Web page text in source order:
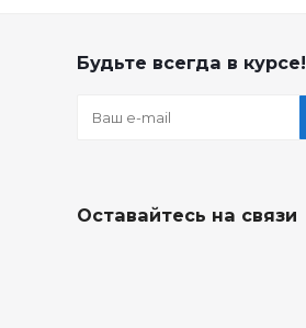
Будьте всегда в курсе!
Оставайтесь на связи